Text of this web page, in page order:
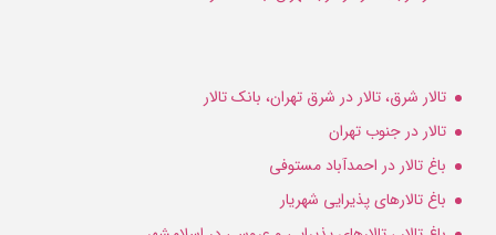
تالار شرق، تالار در شرق تهران، بانک تالار
تالار در جنوب تهران
باغ تالار در احمدآباد مستوفی
باغ تالارهای پذیرایی شهریار